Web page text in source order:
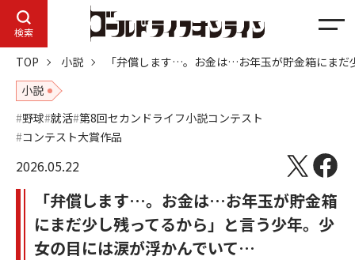
検索
メ
ニ
ュ
TOP 小説
「弁償します…。お金は…お年玉が貯金箱にま
小説
野球 就活 第8回セカンドライフ小説コンテスト
コンテスト大賞作品
2026.05.22
「弁償します…。お金は…お年玉が貯金箱
にまだ少し残ってるから」と言う少年。少
女の目には涙が浮かんでいて…